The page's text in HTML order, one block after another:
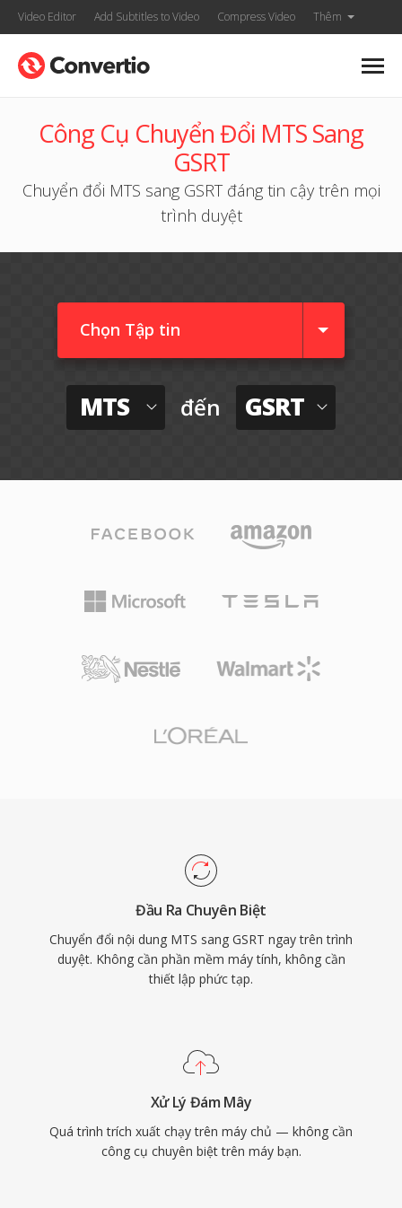
Video Editor Add Subtitles to Video Compress Video Thêm
Công Cụ Chuyển Đổi MTS Sang
GSRT
Chuyển đổi MTS sang GSRT đáng tin cậy trên mọi
trình duyệt
Chọn Tập tin
MTS đến GSRT
Đầu Ra Chuyên Biệt
Chuyển đổi nội dung MTS sang GSRT ngay trên trình
duyệt. Không cần phần mềm máy tính, không cần
thiết lập phức tạp.
Xử Lý Đám Mây
Quá trình trích xuất chạy trên máy chủ — không cần
công cụ chuyên biệt trên máy bạn.